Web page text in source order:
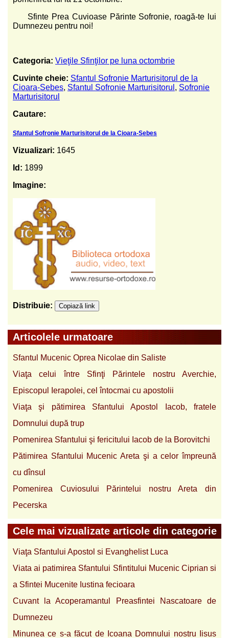
Sfinte Prea Cuvioase Părinte Sofronie, roagă-te lui
Dumnezeu pentru noi!
Categoria: Vieţile Sfinţilor pe luna octombrie
Cuvinte cheie: Sfantul Sofronie Marturisitorul de la
Cioara-Sebes, Sfantul Sofronie Marturisitorul , Sofronie
Marturisitorul
Cautare:
Sfantul Sofronie Marturisitorul de la Cioara-Sebes
Vizualizari: 1645
Id: 1899
Imagine:
Distribuie: Copiază link
Articolele urmatoare
Sfantul Mucenic Oprea Nicolae din Saliste
Viaţa celui între Sfinţi Părintele nostru Averchie,
Episcopul Ierapolei, cel întocmai cu apostolii
Viaţa şi pătimirea Sfantului Apostol Iacob, fratele
Domnului după trup
Pomenirea Sfantului şi fericitului Iacob de la Borovitchi
Pătimirea Sfantului Mucenic Areta şi a celor împreună
cu dînsul
Pomenirea Cuviosului Părintelui nostru Areta din
Pecerska
Cele mai vizualizate articole din categorie
Viaţa Sfantului Apostol si Evanghelist Luca
Viata ai patimirea Sfantului Sfintitului Mucenic Ciprian si
a Sfintei Mucenite Iustina fecioara
Cuvant la Acoperamantul Preasfintei Nascatoare de
Dumnezeu
Minunea ce s-a făcut de Icoana Domnului nostru Iisus